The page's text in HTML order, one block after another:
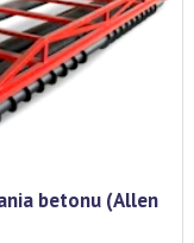
betonu (Allen